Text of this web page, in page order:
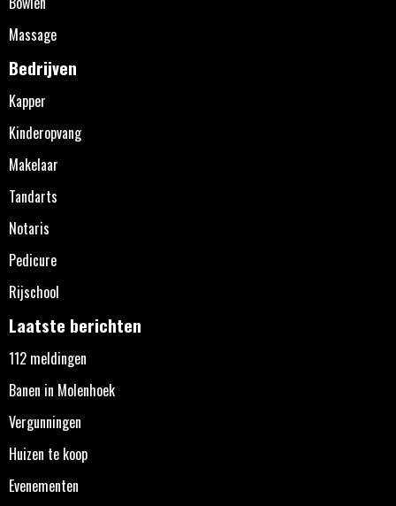
Massage
Bedrijven
Kapper
Kinderopvang
Makelaar
Tandarts
Notaris
Pedicure
Rijschool
Laatste berichten
112 meldingen
Banen in Molenhoek
Vergunningen
Huizen te koop
Evenementen